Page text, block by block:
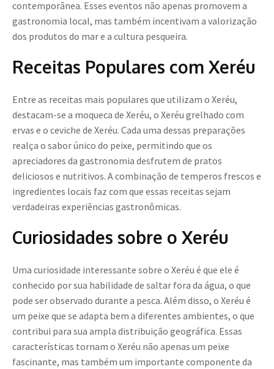
contemporânea. Esses eventos não apenas promovem a
gastronomia local, mas também incentivam a valorização
dos produtos do mar e a cultura pesqueira.
Receitas Populares com Xeréu
Entre as receitas mais populares que utilizam o Xeréu,
destacam-se a moqueca de Xeréu, o Xeréu grelhado com
ervas e o ceviche de Xeréu. Cada uma dessas preparações
realça o sabor único do peixe, permitindo que os
apreciadores da gastronomia desfrutem de pratos
deliciosos e nutritivos. A combinação de temperos frescos e
ingredientes locais faz com que essas receitas sejam
verdadeiras experiências gastronômicas.
Curiosidades sobre o Xeréu
Uma curiosidade interessante sobre o Xeréu é que ele é
conhecido por sua habilidade de saltar fora da água, o que
pode ser observado durante a pesca. Além disso, o Xeréu é
um peixe que se adapta bem a diferentes ambientes, o que
contribui para sua ampla distribuição geográfica. Essas
características tornam o Xeréu não apenas um peixe
fascinante, mas também um importante componente da